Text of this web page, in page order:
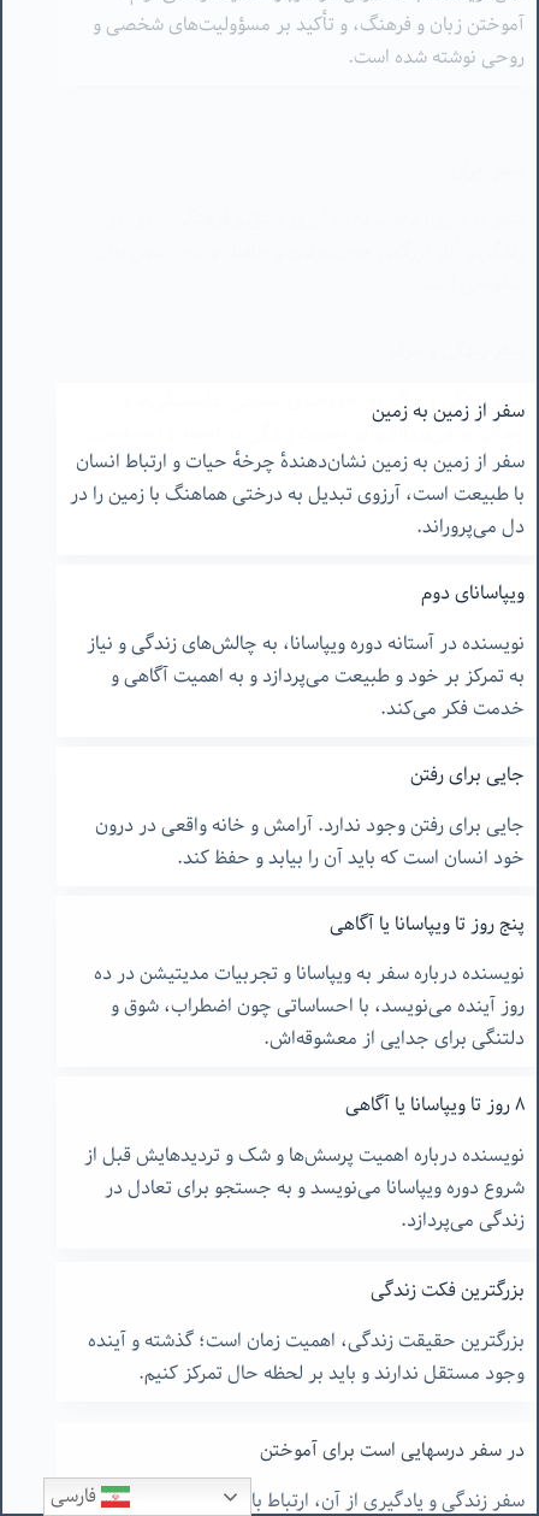
سفر ایران
سفر از زمین به زمین
سفر از زمین به زمین نشان‌دهندهٔ چرخهٔ حیات و ارتباط انسان
با طبیعت است، آرزوی تبدیل به درختی هماهنگ با زمین را در
دل می‌پروراند.
ویپاسانای دوم
نویسنده در آستانه دوره ویپاسانا، به چالش‌های زندگی و نیاز
به تمرکز بر خود و طبیعت می‌پردازد و به اهمیت آگاهی و
خدمت فکر می‌کند.
جایی برای رفتن
جایی برای رفتن وجود ندارد. آرامش و خانه واقعی در درون
خود انسان است که باید آن را بیابد و حفظ کند.
پنج روز تا ویپاسانا یا آگاهی
نویسنده درباره سفر به ویپاسانا و تجربیات مدیتیشن در ده
روز آینده می‌نویسد، با احساساتی چون اضطراب، شوق و
دلتنگی برای جدایی از معشوقه‌اش.
٨ روز تا ویپاسانا یا آگاهی
نویسنده درباره اهمیت پرسش‌ها و شک و تردیدهایش قبل از
شروع دوره ویپاسانا می‌نویسد و به جستجو برای تعادل در
زندگی می‌پردازد.
بزرگترین فکت زندگی
بزرگترین حقیقت زندگی، اهمیت زمان است؛ گذشته و آینده
وجود مستقل ندارند و باید بر لحظه حال تمرکز کنیم.
در سفر درسهایی است برای آموختن
سفر زندگی و یادگیری از آن، ارتباط با دوستان و خانواده و فارسی